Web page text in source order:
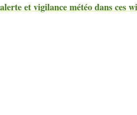
alerte et vigilance météo dans ces